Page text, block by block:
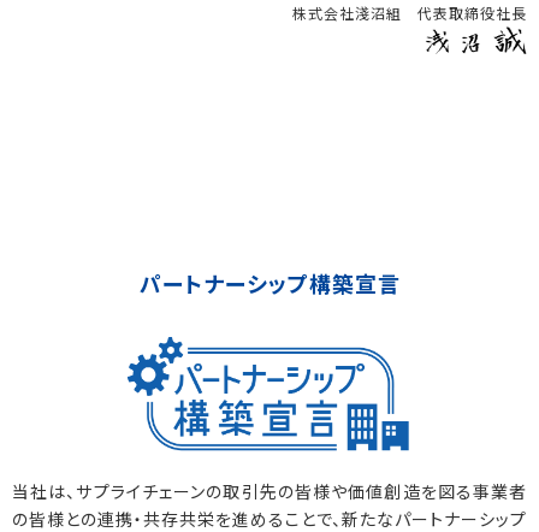
株式会社淺沼組 代表取締役社長
パートナーシップ構築宣言
当社は、サプライチェーンの取引先の皆様や価値創造を図る事業者
の皆様との連携・共存共栄を進めることで、新たなパートナーシップ